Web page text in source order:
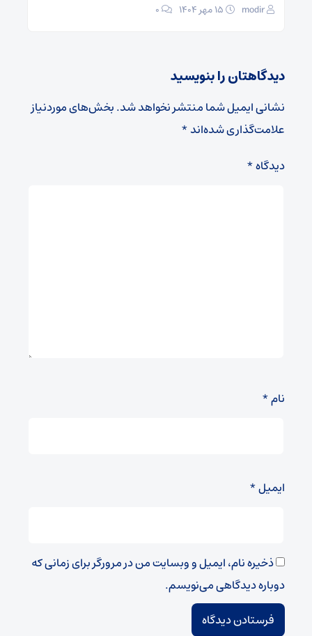
modir
0
دیدگاهتان را بنویسید
نشانی ایمیل شما منتشر نخواهد شد.بخش‌های موردنیاز
علامت‌گذاری شده‌اند*
دیدگاه*
نام*
ایمیل*
ذخیره نام، ایمیل و وبسایت من در مرورگر برای زمانی که
دوباره دیدگاهی می‌نویسم.